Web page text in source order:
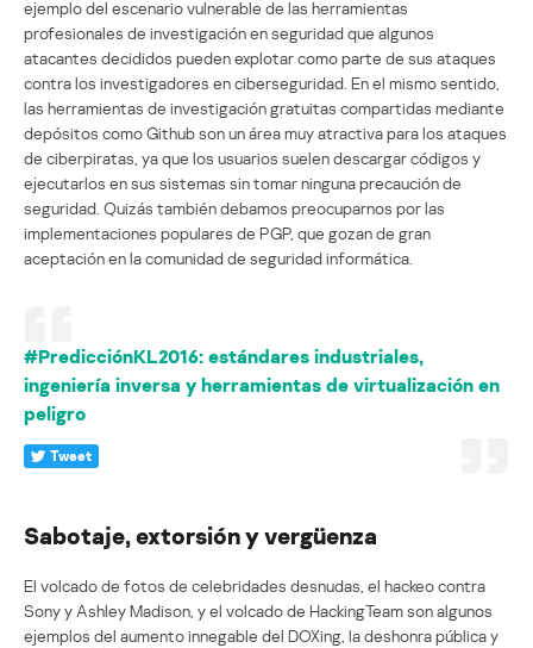
ejemplo del escenario vulnerable de las herramientas
profesionales de investigación en seguridad que algunos
atacantes decididos pueden explotar como parte de sus ataques
contra los investigadores en ciberseguridad. En el mismo sentido,
las herramientas de investigación gratuitas compartidas mediante
depósitos como Github son un área muy atractiva para los ataques
de ciberpiratas, ya que los usuarios suelen descargar códigos y
ejecutarlos en sus sistemas sin tomar ninguna precaución de
seguridad. Quizás también debamos preocuparnos por las
implementaciones populares de PGP, que gozan de gran
aceptación en la comunidad de seguridad informática.
#PredicciónKL2016: estándares industriales,
ingeniería inversa y herramientas de virtualización en
peligro
Tweet
Sabotaje, extorsión y vergüenza
El volcado de fotos de celebridades desnudas, el hackeo contra
Sony y Ashley Madison, y el volcado de HackingTeam son algunos
ejemplos del aumento innegable del DOXing, la deshonra pública y